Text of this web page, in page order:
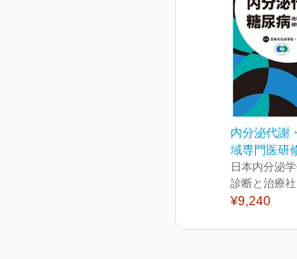
内分泌代謝
域専門医研
日本内分泌
診断と治療社
¥9,240